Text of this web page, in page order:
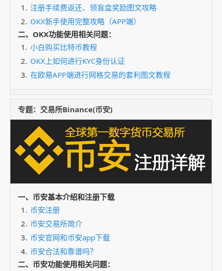
注册手续费返还、领盲盒奖励图文攻略
OKX新手使用完整攻略（APP端）
二、OKX功能使用相关问题：
小白购买比特币教程
OKX上如何进行KYC身份认证
在欧易APP端进行网格交易的套利图文教程
专题：交易所Binance(币安)
一、币安基本介绍和注册下载
币安注册
币安交易所简介
币安官网和币安app下载
币安合法和靠谱吗？
二、币安功能使用相关问题：